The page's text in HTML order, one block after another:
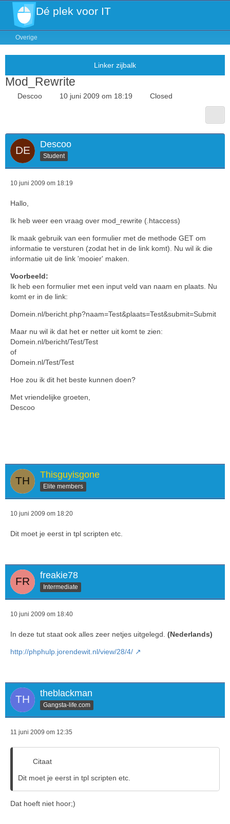
Dé plek voor IT
Overige
Mod_Rewrite
Descoo 10 juni 2009 om 18:19 Closed
Descoo
Student
10 juni 2009 om 18:19
Hallo,
Ik heb weer een vraag over mod_rewrite (.htaccess)
Ik maak gebruik van een formulier met de methode GET om
informatie te versturen (zodat het in de link komt). Nu wil ik die
informatie uit de link 'mooier' maken.
Voorbeeld:
Ik heb een formulier met een input veld van naam en plaats. Nu
komt er in de link:
Domein.nl/bericht.php?naam=Test&plaats=Test&submit=Submit
Maar nu wil ik dat het er netter uit komt te zien:
Domein.nl/bericht/Test/Test
of
Domein.nl/Test/Test
Hoe zou ik dit het beste kunnen doen?
Met vriendelijke groeten,
Descoo
Thisguyisgone
Elite members
10 juni 2009 om 18:20
Dit moet je eerst in tpl scripten etc.
freakie78
Intermediate
10 juni 2009 om 18:40
In deze tut staat ook alles zeer netjes uitgelegd. (Nederlands)
http://phphulp.jorendewit.nl/view/28/4/
theblackman
Gangsta-life.com
11 juni 2009 om 12:35
Citaat
Dit moet je eerst in tpl scripten etc.
Dat hoeft niet hoor;)